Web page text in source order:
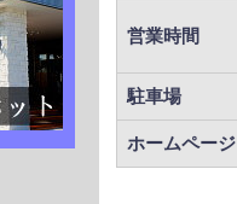
営業時間
駐車場
ホームページ